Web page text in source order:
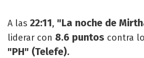
A las 22:11, "La noche de
liderar con 8.6 puntos contra
"PH" (Telefe).